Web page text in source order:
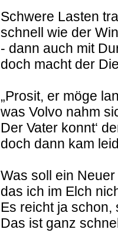
Schwere Lasten
schnell wie der
- dann auch mit
doch macht der
„Prosit, er möge
was Volvo nahm
Der Vater konnt‘
doch dann kam
Was soll ein
das ich im Elch
Es reicht ja schon,
Das ist ganz